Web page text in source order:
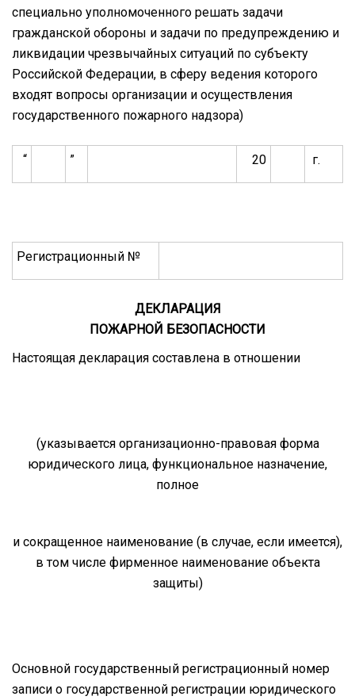
специально уполномоченного решать задачи
гражданской обороны и задачи по предупреждению и
ликвидации чрезвычайных ситуаций по субъекту
Российской Федерации, в сферу ведения которого
входят вопросы организации и осуществления
государственного пожарного надзора)
“ ” 20 г.
Регистрационный №
ДЕКЛАРАЦИЯ
ПОЖАРНОЙ БЕЗОПАСНОСТИ
Настоящая декларация составлена в отношении
(указывается организационно-правовая форма
юридического лица, функциональное назначение,
полное
и сокращенное наименование (в случае, если имеется),
в том числе фирменное наименование объекта
защиты)
Основной государственный регистрационный номер
записи о государственной регистрации юридического